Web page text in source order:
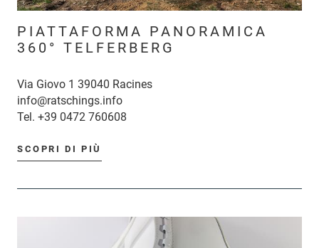
PIATTAFORMA PANORAMICA
360° TELFERBERG
Via Giovo 1 39040 Racines
info@ratschings.info
Tel. +39 0472 760608
SCOPRI DI PIÙ